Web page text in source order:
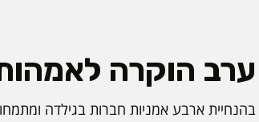
ערב הוקרה
בהנחיית ארבע אמניות חברות בגילדה